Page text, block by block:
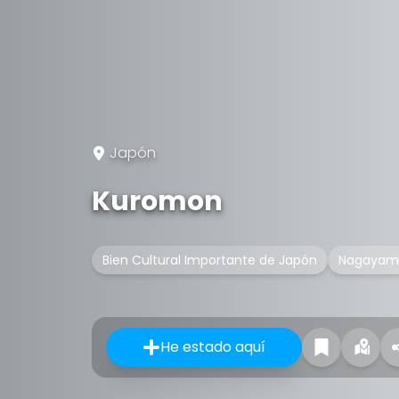
Japón
Kuromon
Bien Cultural Importante de Japón
He estado aquí